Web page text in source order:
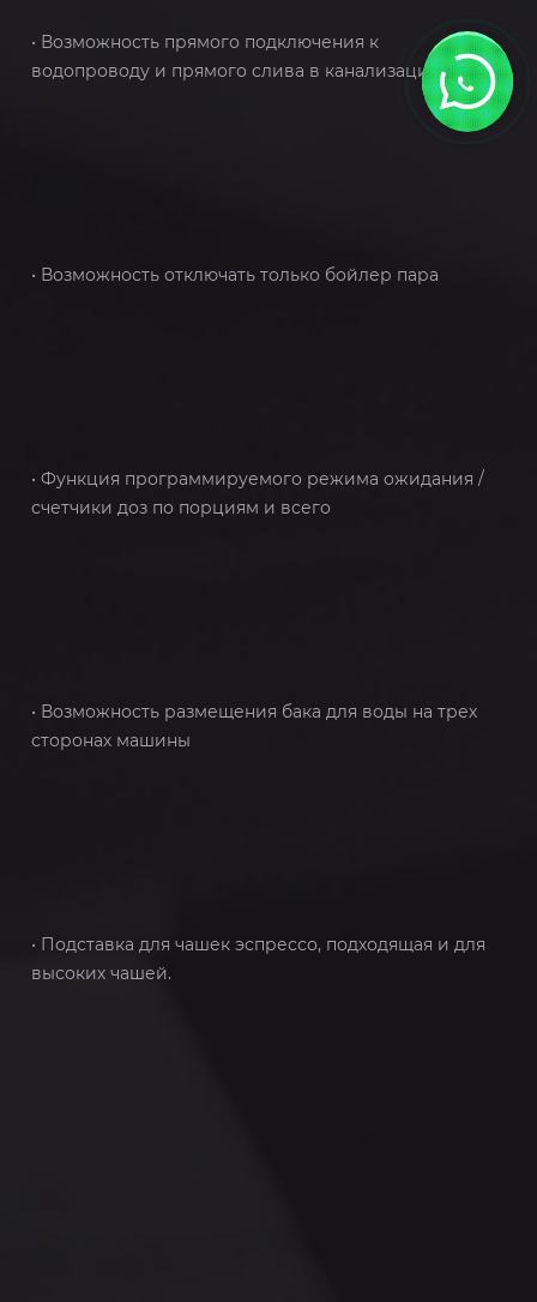
• Возможность прямого подключения к
водопроводу и прямого слива в канализацию
• Возможность отключать только бойлер пара
• Функция программируемого режима ожидания /
счетчики доз по порциям и всего
• Возможность размещения бака для воды на трех
сторонах машины
• Подставка для чашек эспрессо, подходящая и для
высоких чашей.